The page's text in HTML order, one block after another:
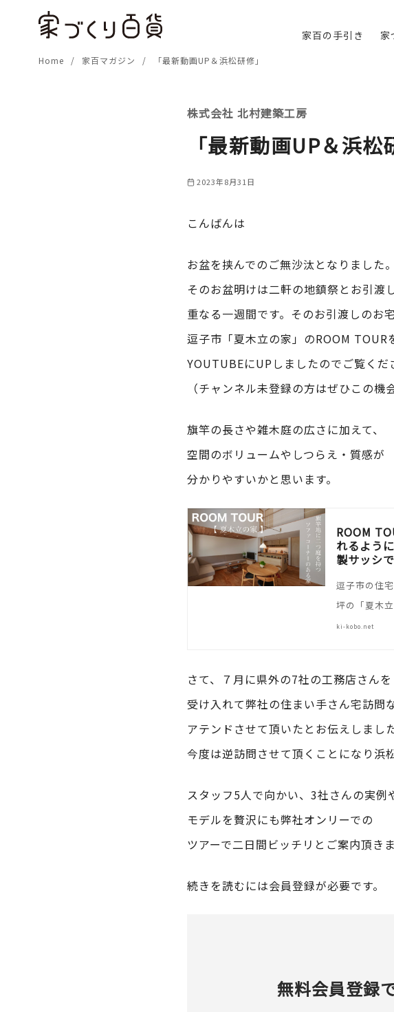
家百の手引き 家
Home 家百マガジン 「最新動画UP＆浜松研修」
株式会社 北村建築工房
「最新動画UP＆浜松
2023年8月31日
こんばんは
お盆を挟んでのご無沙汰となりました。
そのお盆明けは二軒の地鎮祭とお引渡
重なる一週間です。そのお引渡しのお
逗子市「夏木立の家」のROOM TOUR
YOUTUBEにUPしましたのでご覧くだ
（チャンネル未登録の方はぜひこの機
旗竿の長さや雑木庭の広さに加えて、
空間のボリュームやしつらえ・質感が
分かりやすいかと思います。
ROOM
れるよう
製サッシ
逗子市の住
坪の「夏木
ki-kobo.net
さて、７月に県外の7社の工務店さんを
受け入れて弊社の住まい手さん宅訪問
アテンドさせて頂いたとお伝えしました
今度は逆訪問させて頂くことになり浜松
スタッフ5人で向かい、3社さんの実例
モデルを贅沢にも弊社オンリーでの
ツアーで二日間ビッチリとご案内頂きま
続きを読むには会員登録が必要です。
無料会員登録